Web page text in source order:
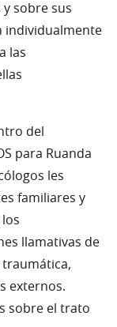
sobre sus
individualmente
las
del
para Ruanda
les
familiares y
llamativas de
traumática,
externos.
sobre el trato